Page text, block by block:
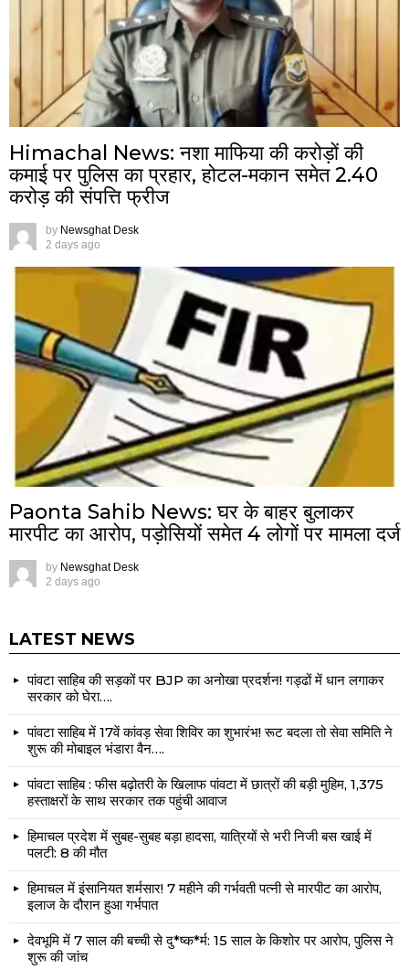
Himachal News: नशा माफिया की करोड़ों की
कमाई पर पुलिस का प्रहार, होटल-मकान समेत 2.40
करोड़ की संपत्ति फ्रीज
by Newsghat Desk
2 days ago
Paonta Sahib News: घर के बाहर बुलाकर
मारपीट का आरोप, पड़ोसियों समेत 4 लोगों पर मामला दर्ज
by Newsghat Desk
2 days ago
LATEST NEWS
पांवटा साहिब की सड़कों पर BJP का अनोखा प्रदर्शन! गड्ढों में धान लगाकर
सरकार को घेरा….
पांवटा साहिब में 17वें कांवड़ सेवा शिविर का शुभारंभ! रूट बदला तो सेवा समिति ने
शुरू की मोबाइल भंडारा वैन….
पांवटा साहिब : फीस बढ़ोतरी के खिलाफ पांवटा में छात्रों की बड़ी मुहिम, 1,375
हस्ताक्षरों के साथ सरकार तक पहुंची आवाज
हिमाचल प्रदेश में सुबह-सुबह बड़ा हादसा, यात्रियों से भरी निजी बस खाई में
पलटी: 8 की मौत
हिमाचल में इंसानियत शर्मसार! 7 महीने की गर्भवती पत्नी से मारपीट का आरोप,
इलाज के दौरान हुआ गर्भपात
देवभूमि में 7 साल की बच्ची से दु*ष्क*र्म: 15 साल के किशोर पर आरोप, पुलिस ने
शुरू की जांच